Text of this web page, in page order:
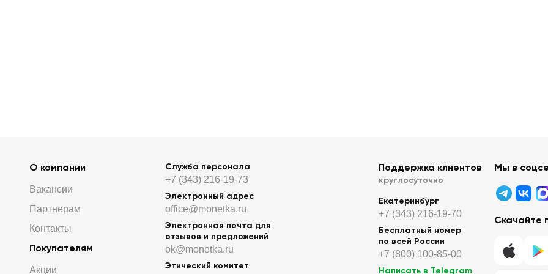
О компании
Вакансии
Партнерам
Контакты
Покупателям
Акции
Служба персонала
+7 (343) 216-19-73
Электронный адрес
office@monetka.ru
Электронная почта для
отзывов и предложений
ok@monetka.ru
Этический комитет
Поддержка клиентов
круглосуточно
Екатеринбург
+7 (343) 216-19-70
Бесплатный номер
по всей России
+7 (800) 100-85-00
Написать в Telegram
Мы в
Скачайте